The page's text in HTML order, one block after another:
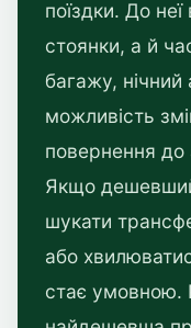
поїздки. До
стоянки, а й
багажу,
можливість
повернення до
Якщо
шукати
або
стає умовною.